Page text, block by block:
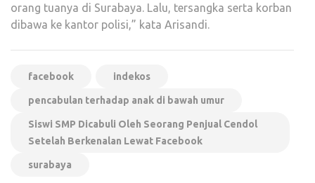
orang tuanya di Surabaya. Lalu, tersangka serta korban
dibawa ke kantor polisi,” kata Arisandi.
facebook indekos
pencabulan terhadap anak di bawah umur
Siswi SMP Dicabuli Oleh Seorang Penjual Cendol
Setelah Berkenalan Lewat Facebook
surabaya